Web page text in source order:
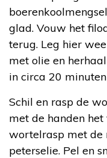
glad. Vouw het
terug. Leg hier
met olie en
in circa 20
Schil en rasp de
met de handen
wortelrasp met de
peterselie. Pel en